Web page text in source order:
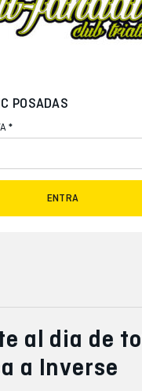
POSADAS
*
ENTRA
al dia de
a Inverse